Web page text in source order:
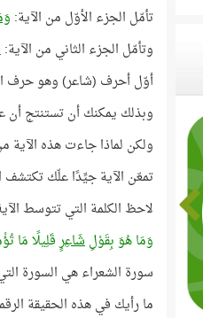
تأمّل الجزء الأوّل من الآية:
وتأمّل الجزء الثاني من الآية:
أوّل أحرف (شاعر) وهو حرف
وبذلك يمكنك أن تستنتج أن عدد
ولكن لماذا جاءت هذه الآية من 26 حرفًا
تمعّن الآية جيِّدًا علّك تكتشف
لاحظ الكلمة التي تتوسط
وَمَا هُوَ بِقَوْلِشَاعِرٍقَلِيلًا مَا
سورة الشعراء هي السورة
ما رأيك في هذه الحقيقة